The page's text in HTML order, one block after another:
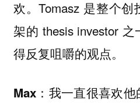
欢。Tomasz 是整个
架的 thesis investor
得反复咀嚼的观点。
Max： 我一直很喜欢